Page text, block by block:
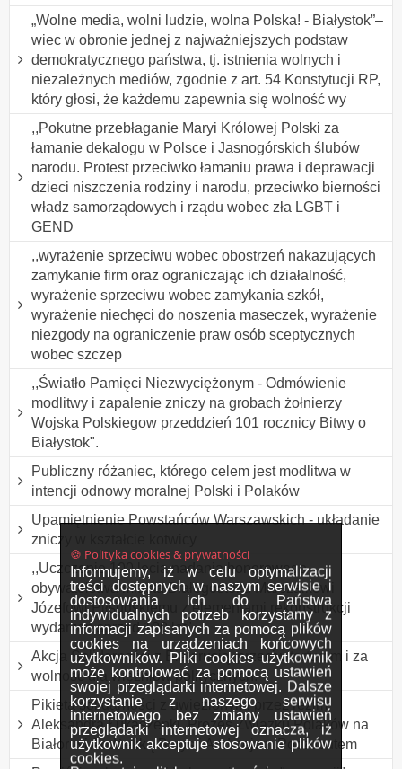
🍪 Polityka cookies & prywatności
Informujemy, iż w celu optymalizacji
treści dostępnych w naszym serwisie i
dostosowania ich do Państwa
indywidualnych potrzeb korzystamy z
informacji zapisanych za pomocą plików
cookies na urządzeniach końcowych
użytkowników. Pliki cookies użytkownik
może kontrolować za pomocą ustawień
swojej przeglądarki internetowej. Dalsze
korzystanie z naszego serwisu
internetowego bez zmiany ustawień
przeglądarki internetowej oznacza, iż
użytkownik akceptuje stosowanie plików
cookies.
„Wolne media, wolni ludzie, wolna Polska! - Białystok”–
wiec w obronie jednej z najważniejszych podstaw
demokratycznego państwa, tj. istnienia wolnych i
niezależnych mediów, zgodnie z art. 54 Konstytucji RP,
który głosi, że każdemu zapewnia się wolność wy
,,Pokutne przebłaganie Maryi Królowej Polski za
łamanie dekalogu w Polsce i Jasnogórskich ślubów
narodu. Protest przeciwko łamaniu prawa i deprawacji
dzieci niszczenia rodziny i narodu, przeciwko bierności
władz samorządowych i rządu wobec zła LGBT i
GEND
,,wyrażenie sprzeciwu wobec obostrzeń nakazujących
zamykanie firm oraz ograniczając ich działalność,
wyrażenie sprzeciwu wobec zamykania szkół,
wyrażenie niechęci do noszenia maseczek, wyrażenie
niezgody na ograniczenie praw osób sceptycznych
wobec szczep
,,Światło Pamięci Niezwyciężonym - Odmówienie
modlitwy i zapalenie zniczy na grobach żołnierzy
Wojska Polskiegow przeddzień 101 rocznicy Bitwy o
Białystok".
Publiczny różaniec, którego celem jest modlitwa w
intencji odnowy moralnej Polski i Polaków
Upamiętnienie Powstańców Warszawskich - układanie
zniczy w kształcie kotwicy
,,Uczczenie 100 lecia nadania honorowego
obywatelstwa miasta Białegostoku Marszałkowi
Józefowi Piłsudskiemu z elementami rekonstrukcji
wydarzeń sprzed 100 lat"
Akcja Solidarności z Białorusią, przeciw torturom i za
wolność dla więźniów politycznych.
Pikieta solidarności z uwięzionymi przez reżim
Aleksandra Łukaszenki, Prezes Związku Polaków na
Białorusi Andżeliką Borys i Andrzejem Poczobutem